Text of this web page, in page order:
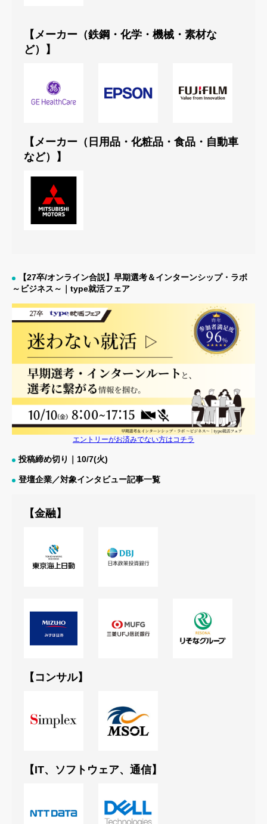
【メーカー（鉄鋼・化学・機械・素材な
ど）】
【メーカー（日用品・化粧品・食品・自動車
など）】
【27卒/オンライン合説】早期選考＆インターンシップ・ラボ
～ビジネス～｜type就活フェア
エントリーがお済みでない方はコチラ
投稿締め切り｜10/7(火)
登壇企業／対象インタビュー記事一覧
【金融】
【コンサル】
【IT、ソフトウェア、通信】